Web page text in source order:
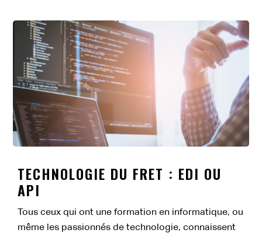
TECHNOLOGIE DU FRET : EDI OU
API
Tous ceux qui ont une formation en informatique, ou
même les passionnés de technologie, connaissent